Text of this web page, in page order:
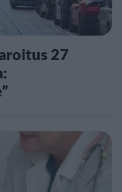
27